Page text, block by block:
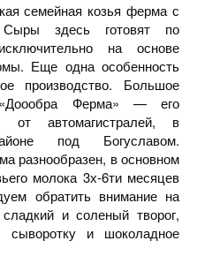
семейная козья ферма с
Сыры здесь готовят по
на основе
Еще одна особенность
производство. Большое
«Доообра Ферма» — его
от автомагистралей, в
под Богуславом.
разнообразен, в основном
молока 3х-6ти месяцев
обратить внимание на
и соленый творог,
сыворотку и шоколадное